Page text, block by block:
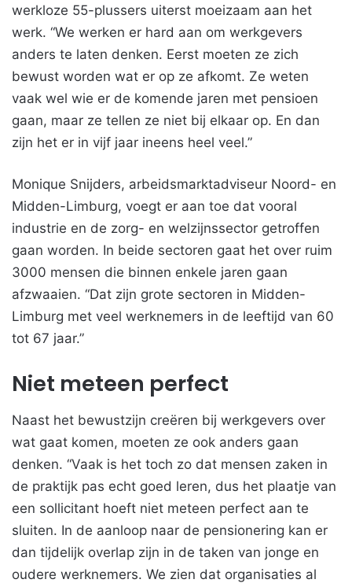
werkloze 55-plussers uiterst moeizaam aan het
werk. “We werken er hard aan om werkgevers
anders te laten denken. Eerst moeten ze zich
bewust worden wat er op ze afkomt. Ze weten
vaak wel wie er de komende jaren met pensioen
gaan, maar ze tellen ze niet bij elkaar op. En dan
zijn het er in vijf jaar ineens heel veel.”
Monique Snijders, arbeidsmarktadviseur Noord- en
Midden-Limburg, voegt er aan toe dat vooral
industrie en de zorg- en welzijnssector getroffen
gaan worden. In beide sectoren gaat het over ruim
3000 mensen die binnen enkele jaren gaan
afzwaaien. “Dat zijn grote sectoren in Midden-
Limburg met veel werknemers in de leeftijd van 60
tot 67 jaar.”
Niet meteen perfect
Naast het bewustzijn creëren bij werkgevers over
wat gaat komen, moeten ze ook anders gaan
denken. “Vaak is het toch zo dat mensen zaken in
de praktijk pas echt goed leren, dus het plaatje van
een sollicitant hoeft niet meteen perfect aan te
sluiten. In de aanloop naar de pensionering kan er
dan tijdelijk overlap zijn in de taken van jonge en
oudere werknemers. We zien dat organisaties al